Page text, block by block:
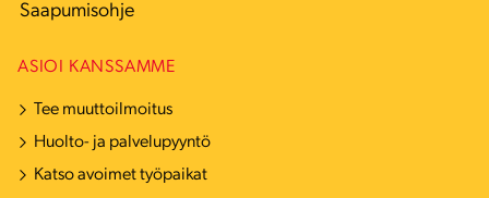
Saapumisohje
ASIOI KANSSAMME
Tee muuttoilmoitus
Huolto- ja palvelupyyntö
Katso avoimet työpaikat